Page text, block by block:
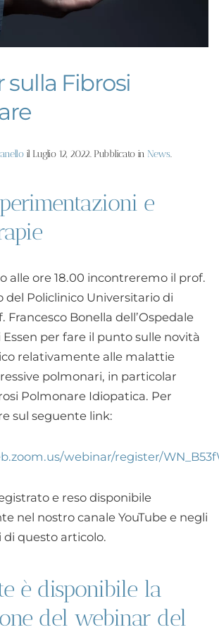
Fibrosi
il Luglio 12, 2022. Pubblicato in News.
e
alle ore 18.00 incontreremo il prof.
del Policlinico Universitario di
Francesco Bonella dell’Ospedale
per fare il punto sulle novità
relativamente alle malattie
polmonari, in particolar
Polmonare Idiopatica. Per
sul seguente link:
webinar/register/
e reso disponibile
nel nostro canale YouTube e negli
questo articolo.
è disponibile la
del webinar del